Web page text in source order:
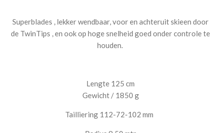
Superblades , lekker wendbaar, voor en achteruit skieen door
de TwinTips , en ook op hoge snelheid goed onder controle te
houden.
Lengte 125 cm
Gewicht / 1850 g
Tailliering 112-72-102 mm